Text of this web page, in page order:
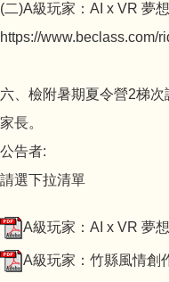
(二)A級玩家：AI x VR 夢
https://www.beclass.com/
六、檢附暑期夏令營2梯
家長。
公告者:
請選下拉清單
A級玩家：AI x VR 夢
A級玩家：竹縣風情創